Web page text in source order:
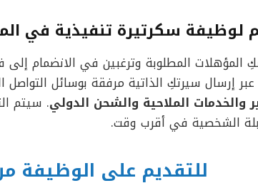
لوظيفة سكرتيرة تنفيذية في
المطلوبة وترغبين في الانضمام إلى
إرسال سيرتكِ الذاتية مرفقة بوسائل التواصل
والخدمات الملاحية والشحن الدولي. سيتم
الشخصية في أقرب وقت.
للتقديم على الوظيفة